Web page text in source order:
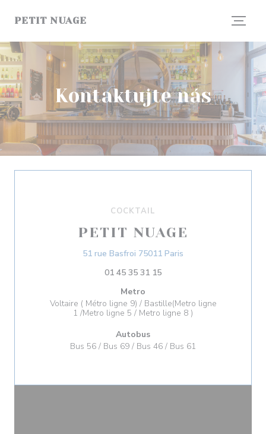
PETIT NUAGE
Kontaktujte nás
COCKTAIL
PETIT NUAGE
51 rue Basfroi 75011 Paris
01 45 35 31 15
Metro
Voltaire ( Métro ligne 9) / Bastille(Metro ligne
1 /Metro ligne 5 / Metro ligne 8 )
Autobus
Bus 56 / Bus 69 / Bus 46 / Bus 61